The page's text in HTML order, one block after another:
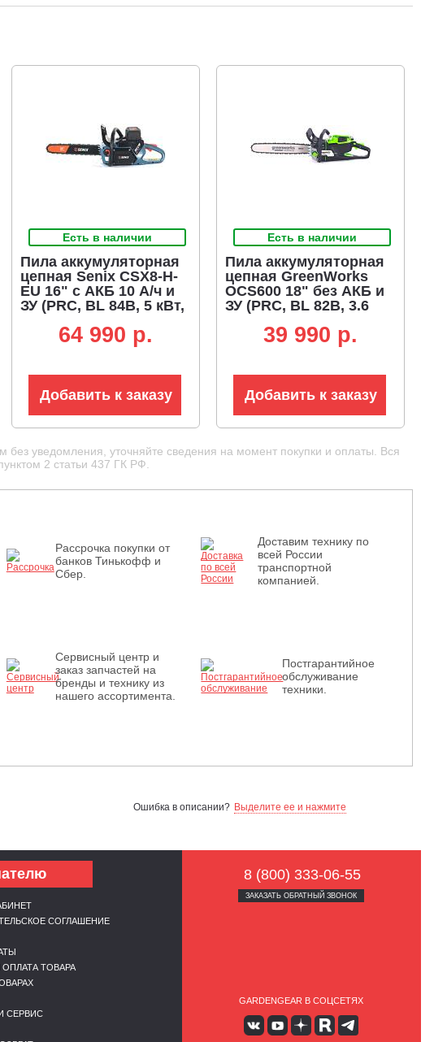
Есть в наличии
Пила аккумуляторная
цепная Senix CSX8-H-
EU 16" с АКБ 10 А/ч и
ЗУ (PRC, BL 84В, 5 кВт,
64 990 p.
Добавить к заказу
Есть в наличии
Пила аккумуляторная
цепная GreenWorks
OCS600 18" без АКБ и
ЗУ (PRC, BL 82В, 3.6
39 990 p.
Добавить к заказу
без уведомления, уточняйте сведения на момент покупки и оплаты. Вся
2 статьи 437 ГК РФ.
Рассрочка покупки от
банков Тинькофф и
Сбер.
Доставим технику по
всей России
транспортной
компанией.
Сервисный центр и
заказ запчастей на
бренды и технику из
нашего ассортимента.
Постгарантийное
обслуживание
техники.
Ошибка в описании? Выделите ее и нажмите
СОГЛАШЕНИЕ
ОПЛАТА ТОВАРА
СЕРВИС
8 (800) 333-06-55
ЗАКАЗАТЬ ОБРАТНЫЙ ЗВОНОК
GARDENGEAR В СОЦСЕТЯХ